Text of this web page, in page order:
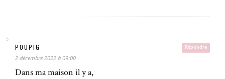
Répondre
POUPIG
2 décembre 2022 à 09:00
Dans ma maison il y a,